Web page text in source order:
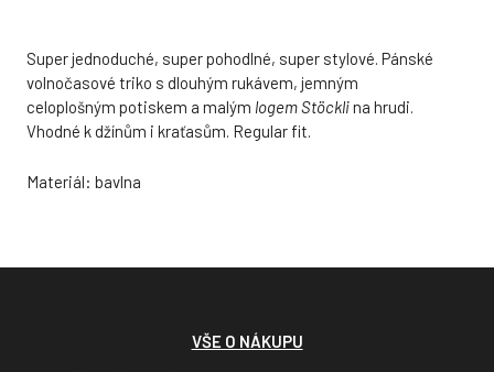
Super jednoduché, super pohodlné, super stylové. Pánské
volnočasové triko s dlouhým rukávem, jemným
celoplošným potiskem a malým logem Stöcklina hrudi.
Vhodné k džínům i kraťasům. Regular fit.
Materiál: bavlna
VŠE O NÁKUPU